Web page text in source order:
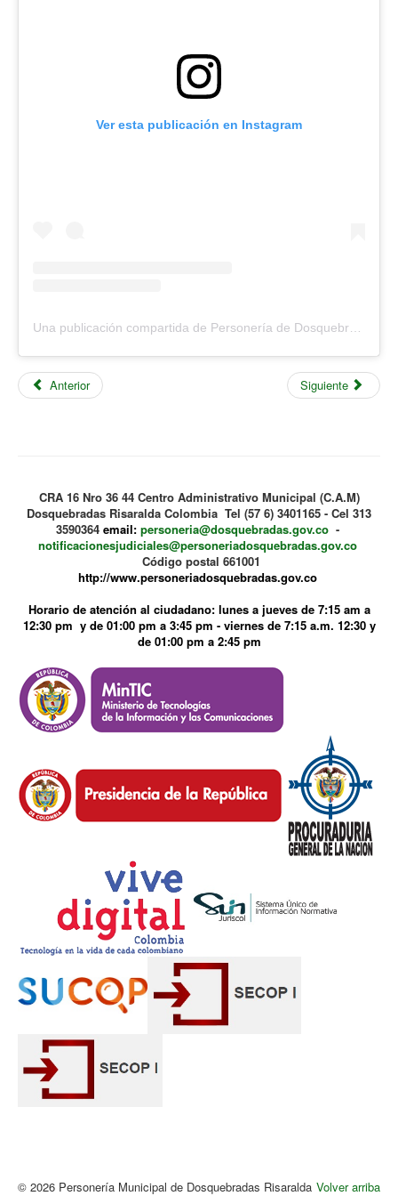
Ver esta publicación en Instagram
Anterior Siguiente
CRA 16 Nro 36 44 Centro Administrativo Municipal (C.A.M)
Dosquebradas Risaralda Colombia Tel (57 6) 3401165 - Cel 313
3590364 email: personeria@dosquebradas.gov.co-
notificacionesjudiciales@personeriadosquebradas.gov.co
Código postal 661001
http://www.personeriadosquebradas.gov.co
Horario de atención al ciudadano: lunes a jueves de 7:15 am a
12:30 pm y de 01:00 pm a 3:45 pm - viernes de 7:15 a.m. 12:30 y
de 01:00 pm a 2:45 pm
Volver arriba
© 2026 Personería Municipal de Dosquebradas Risaralda